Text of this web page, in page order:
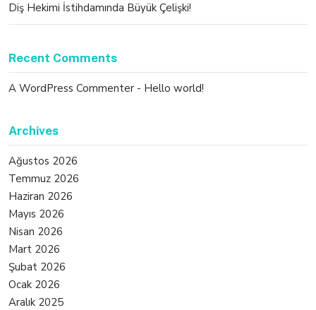
Diş Hekimi İstihdamında Büyük Çelişki!
Recent Comments
A WordPress Commenter - Hello world!
Archives
Ağustos 2026
Temmuz 2026
Haziran 2026
Mayıs 2026
Nisan 2026
Mart 2026
Şubat 2026
Ocak 2026
Aralık 2025